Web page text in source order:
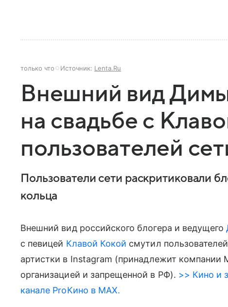
только что Источник: Lenta.Ru
Внешний вид
на свадьбе с
пользователей
Пользователи сети раскритиковали
кольца
Внешний вид российского блогера и ведущего
с певицей Клавой Кокой смутил
артистки в Instagram (принадлежит компании
организацией и запрещенной в РФ). >> Кино и
канале ProКино в MAX.